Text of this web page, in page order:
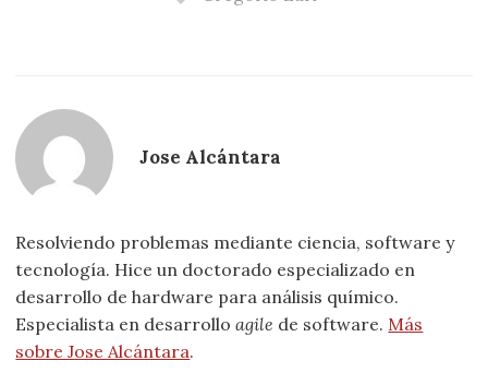
Jose Alcántara
Resolviendo problemas mediante ciencia, software y
tecnología. Hice un doctorado especializado en
desarrollo de hardware para análisis químico.
Especialista en desarrolloagile de software. Más
sobre Jose Alcántara.